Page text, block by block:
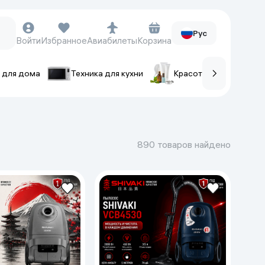
Фитнес-браслеты
Ремешки для часов
Фотоаппараты и видеокамеры
Фотоаппараты
Экшен-камеры
ВойтиИзбранноеАвиабилетыКорзина
Рус
для дома Техника для кухни Красота и уход
890 товаров найдено